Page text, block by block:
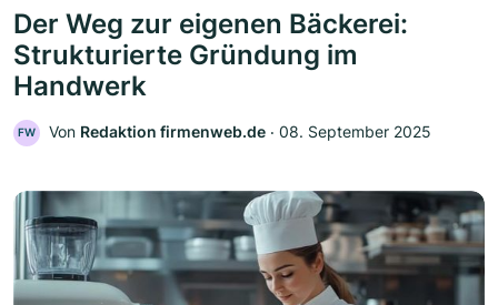
Der Weg zur eigenen Bäckerei:
Strukturierte Gründung im
Handwerk
FW Von Redaktion firmenweb.de ‧ 08. September 2025